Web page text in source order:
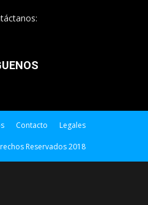
Contacto Legales
Reservados 2018